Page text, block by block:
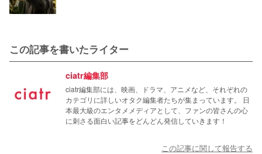
この記事を書いたライター
ciatr編集部
ciatr編集部には、映画、ドラマ、アニメなど、それぞれの
カテゴリに詳しいオタク編集者たちが集まっています。 日
本最大級のエンタメメディアとして、ファンの皆さんの心
に刺さる面白い記事をどんどん発信していきます！
この記事に関して報告する